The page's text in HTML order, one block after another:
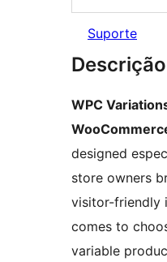
Suporte
Descrição
WPC
designed
store owners
visitor-friendly
comes to
variable